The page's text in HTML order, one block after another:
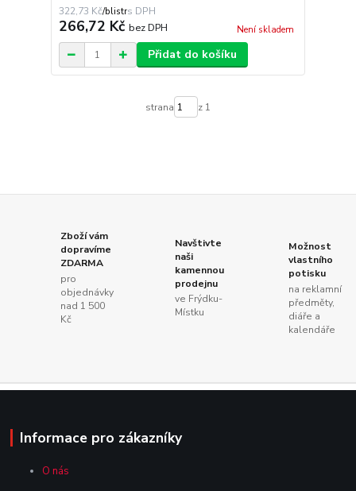
322,73 Kč/blistr
266,72 Kč bez DPH Není skladem
Přidat do košíku
strana z 1
Zboží vám
dopravíme
ZDARMA
pro
objednávky
nad 1 500
Kč
Navštivte
naši
kamennou
prodejnu
ve Frýdku-
Místku
Možnost
vlastního
potisku
na reklamní
předměty,
diáře a
kalendáře
Informace pro zákazníky
O nás